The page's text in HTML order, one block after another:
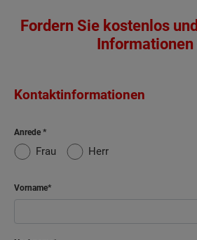
Fordern Sie kostenlos
Informationen
Kontaktinformationen
Anrede
Frau Herr
Vorname